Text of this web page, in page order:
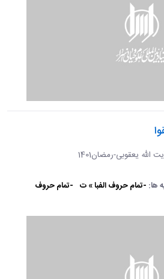
یعقوبی-رمضان1401
ها: -تمام حروف الفبا » ت -تمام حروف